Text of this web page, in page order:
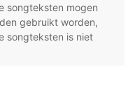
songteksten mogen
gebruikt worden,
songteksten is niet